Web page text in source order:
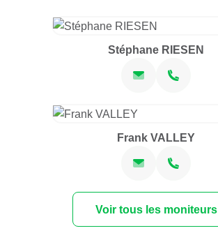
Stéphane RIESEN
Frank VALLEY
Voir tous les moniteurs